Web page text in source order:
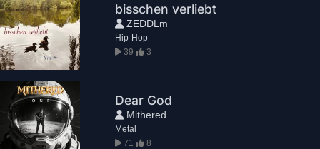
bisschen verliebt
ZEDDLm
Hip-Hop
39
3
Dear God
Mithered
Metal
71
8